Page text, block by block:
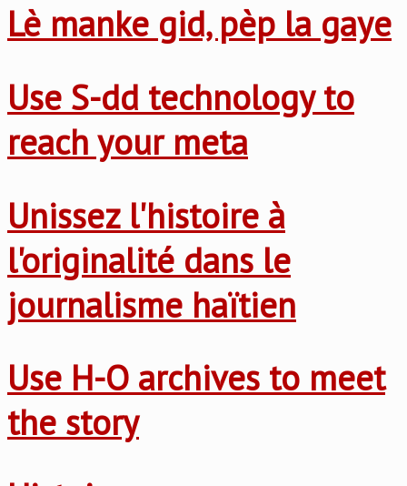
Lè manke gid, pèp la gaye
Use S-dd technology to
reach your meta
Unissez l'histoire à
l'originalité dans le
journalisme haïtien
Use H-O archives to meet
the story